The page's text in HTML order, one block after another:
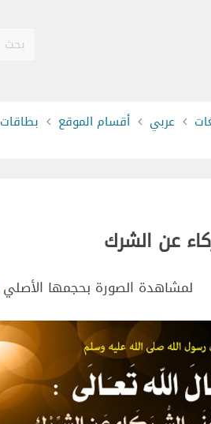
بحث
عربي أقسام الموقع بطاقات
عن الشرك
لمشاهدة الصورة بحجمها الأصلي